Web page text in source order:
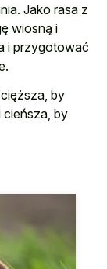
Jako rasa z
wiosną i
i przygotować
by
cieńsza, by